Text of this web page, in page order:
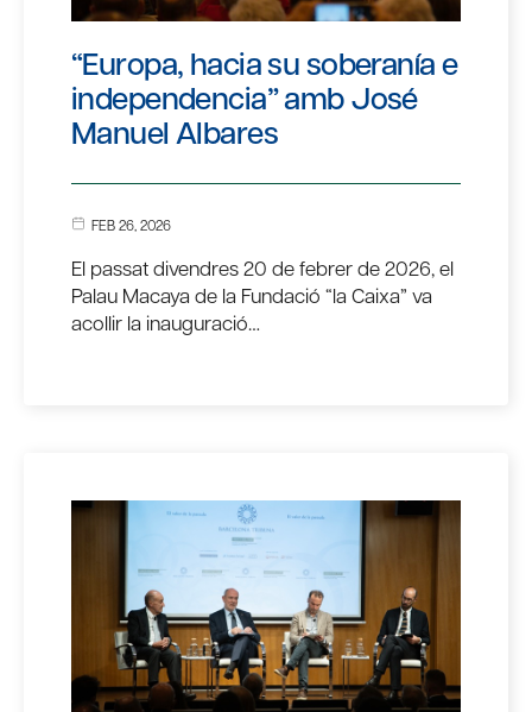
“Europa, hacia su soberanía e
independencia” amb José
Manuel Albares
FEB 26, 2026
El passat divendres 20 de febrer de 2026, el
Palau Macaya de la Fundació “la Caixa” va
acollir la inauguració…